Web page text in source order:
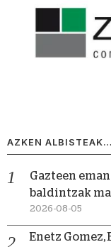
AZKEN ALBISTEAK…
Gazteen
baldintzak
2026-08-05
Enetz